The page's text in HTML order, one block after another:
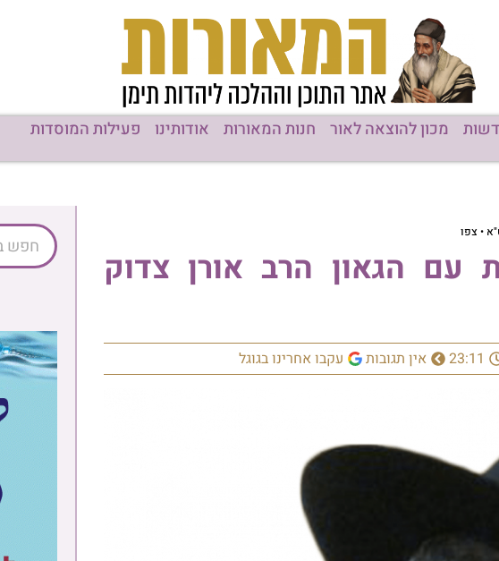
מכון להוצאה לאור חנות המאורות אודותינו פעילות המוסדות
• צפו
עם הגאון הרב אורן צדוק
23:11 אין תגובות עקבו אחרינו בגוגל